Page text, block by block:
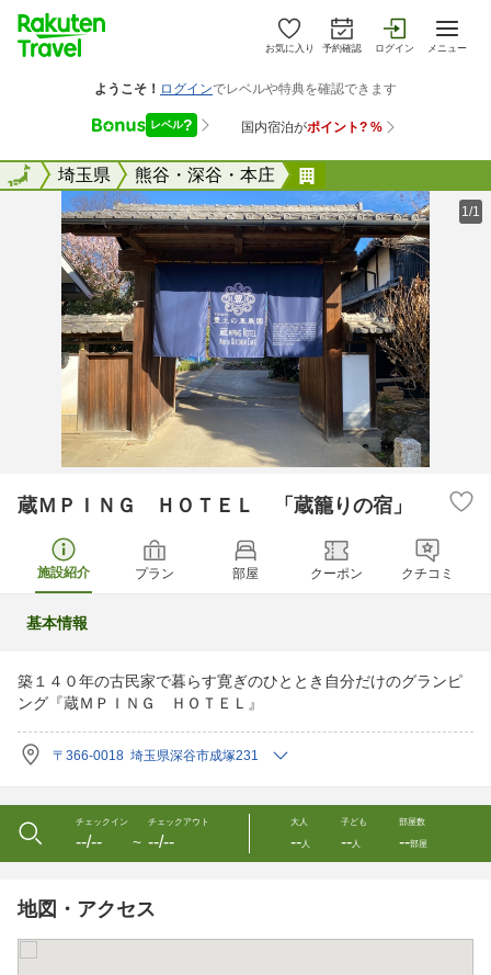
お気に入り 予約確認 ログイン メニュー
全国埼玉県 熊谷・深谷・本庄
全国
1/1
蔵ＭＰＩＮＧ ＨＯＴＥＬ 「蔵籠りの宿」
施設紹介 プラン 部屋 クーポン クチコミ
基本情報
築１４０年の古民家で暮らす寛ぎのひととき自分だけのグランピ
ング『蔵ＭＰＩＮＧ ＨＯＴＥＬ』
〒366-0018 埼玉県深谷市成塚231
チェックイン
--/-- 〜
チェックアウト
--/--
大人
--人
子ども
--人
部屋数
--部屋
地図・アクセス